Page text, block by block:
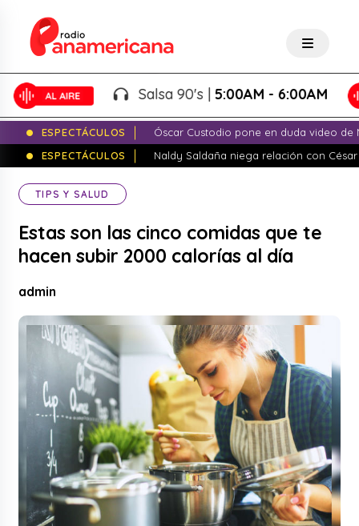
Salsa 90's |5:00AM - 6:00AM
ESPECTÁCULOS
Óscar Custodio pone en duda video de
ESPECTÁCULOS
Naldy Saldaña niega relación con
TIPS Y SALUD
Estas son las cinco comidas que te
hacen subir 2000 calorías al día
admin